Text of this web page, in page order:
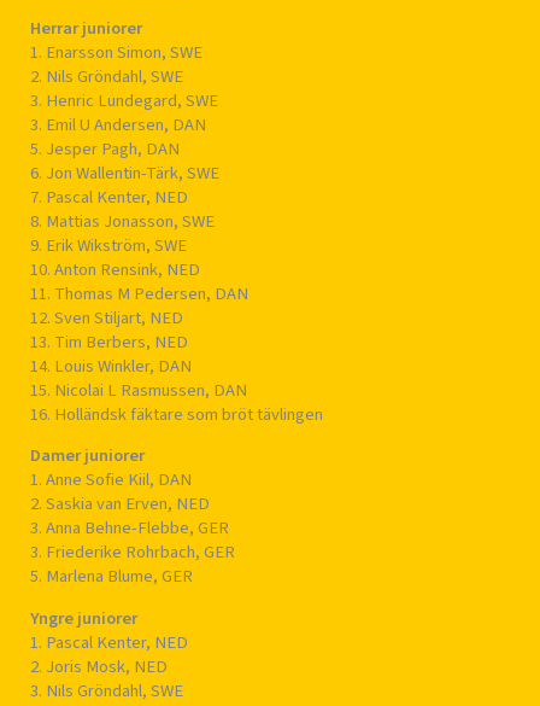
Herrar juniorer
1. Enarsson Simon, SWE
2. Nils Gröndahl, SWE
3. Henric Lundegard, SWE
3. Emil U Andersen, DAN
5. Jesper Pagh, DAN
6. Jon Wallentin-Tärk, SWE
7. Pascal Kenter, NED
8. Mattias Jonasson, SWE
9. Erik Wikström, SWE
10. Anton Rensink, NED
11. Thomas M Pedersen, DAN
12. Sven Stiljart, NED
13. Tim Berbers, NED
14. Louis Winkler, DAN
15. Nicolai L Rasmussen, DAN
16. Holländsk fäktare som bröt tävlingen
Damer juniorer
1. Anne Sofie Kiil, DAN
2. Saskia van Erven, NED
3. Anna Behne-Flebbe, GER
3. Friederike Rohrbach, GER
5. Marlena Blume, GER
Yngre juniorer
1. Pascal Kenter, NED
2. Joris Mosk, NED
3. Nils Gröndahl, SWE